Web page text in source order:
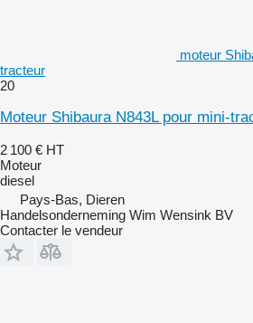
moteur
tracteur
20
Moteur Shibaura N843L pour mini-
2 100 € HT
Moteur
diesel
Pays-Bas, Dieren
Handelsonderneming Wim Wensink BV
Contacter le vendeur